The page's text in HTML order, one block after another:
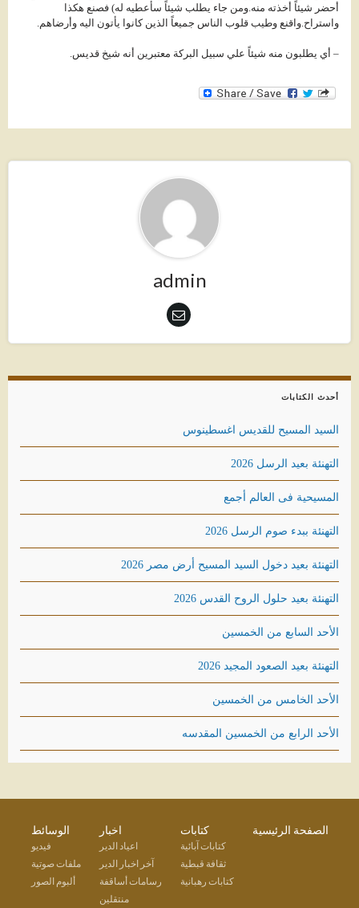
أحضر شيئاً أخذته منه.ومن جاء يطلب شيئاً سأعطيه له) فصنع هكذا
واستراح.واقنع وطيب قلوب الناس جميعاً الذين كانوا يأتون اليه وأرضاهم.
– أي يطلبون منه شيئاً علي سبيل البركة معتبرين أنه شيخ قديس.
admin
أحدث الكتابات
السيد المسيح للقديس اغسطينوس
التهنئة بعيد الرسل 2026
المسيحية فى العالم أجمع
التهنئة ببدء صوم الرسل 2026
التهنئة بعيد دخول السيد المسيح أرض مصر 2026
التهنئة بعيد حلول الروح القدس 2026
الأحد السابع من الخمسين
التهنئة بعيد الصعود المجيد 2026
الأحد الخامس من الخمسين
الأحد الرابع من الخمسين المقدسه
الصفحة الرئيسية كتابات
كتابات آبائية
ثقافة قبطية
كتابات رهبانية
اخبار
اعياد الدير
آخر اخبار الدير
رسامات أساقفة
منتقلين
الوسائط
فيديو
ملفات صوتية
ألبوم الصور